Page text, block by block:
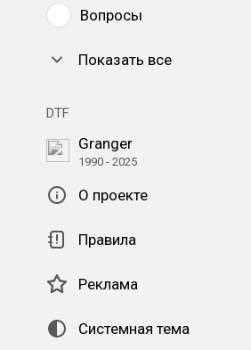
Вопросы
Показать все
DTF
Granger
1990 - 2025
О проекте
Правила
Реклама
Системная тема